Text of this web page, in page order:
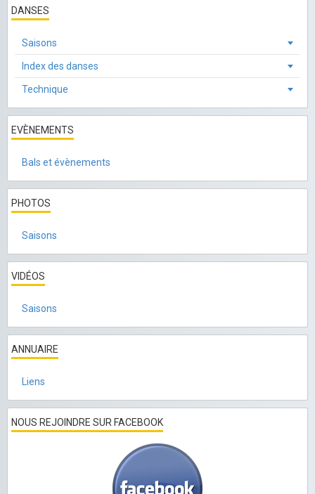
DANSES
Saisons
Index des danses
Technique
EVÈNEMENTS
Bals et évènements
PHOTOS
Saisons
VIDÉOS
Saisons
ANNUAIRE
Liens
NOUS REJOINDRE SUR FACEBOOK